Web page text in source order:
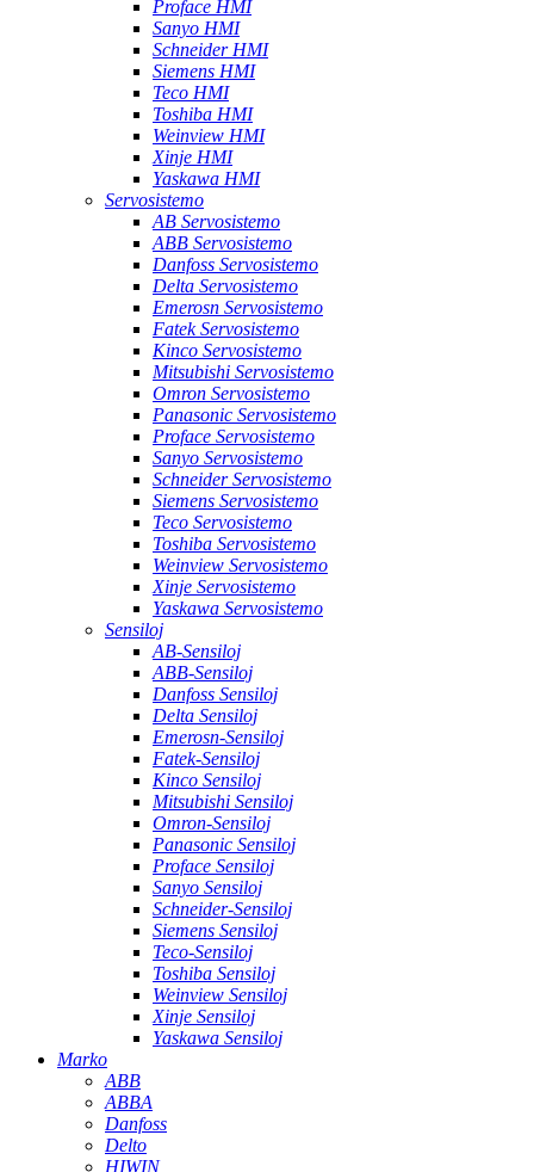
Proface HMI
Sanyo HMI
Schneider HMI
Siemens HMI
Teco HMI
Toshiba HMI
Weinview HMI
Xinje HMI
Yaskawa HMI
Servosistemo
AB Servosistemo
ABB Servosistemo
Danfoss Servosistemo
Delta Servosistemo
Emerosn Servosistemo
Fatek Servosistemo
Kinco Servosistemo
Mitsubishi Servosistemo
Omron Servosistemo
Panasonic Servosistemo
Proface Servosistemo
Sanyo Servosistemo
Schneider Servosistemo
Siemens Servosistemo
Teco Servosistemo
Toshiba Servosistemo
Weinview Servosistemo
Xinje Servosistemo
Yaskawa Servosistemo
Sensiloj
AB-Sensiloj
ABB-Sensiloj
Danfoss Sensiloj
Delta Sensiloj
Emerosn-Sensiloj
Fatek-Sensiloj
Kinco Sensiloj
Mitsubishi Sensiloj
Omron-Sensiloj
Panasonic Sensiloj
Proface Sensiloj
Sanyo Sensiloj
Schneider-Sensiloj
Siemens Sensiloj
Teco-Sensiloj
Toshiba Sensiloj
Weinview Sensiloj
Xinje Sensiloj
Yaskawa Sensiloj
Marko
ABB
ABBA
Danfoss
Delto
HIWIN